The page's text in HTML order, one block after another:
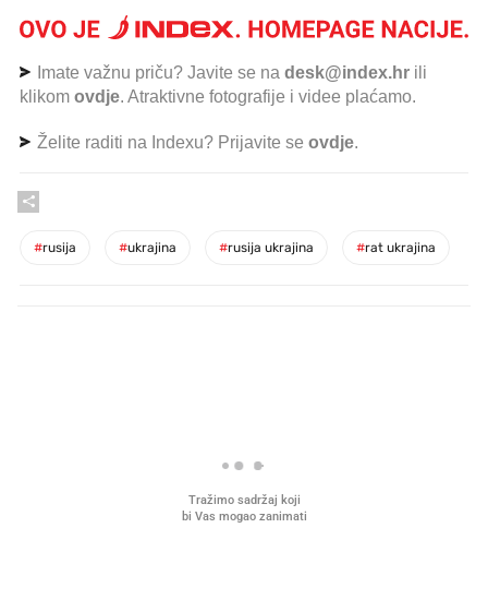
Imate važnu priču? Javite se na desk@index.hr ili
klikom ovdje. Atraktivne fotografije i videe plaćamo.
Želite raditi na Indexu? Prijavite se ovdje.
#rusija #ukrajina #rusija ukrajina #rat ukrajina